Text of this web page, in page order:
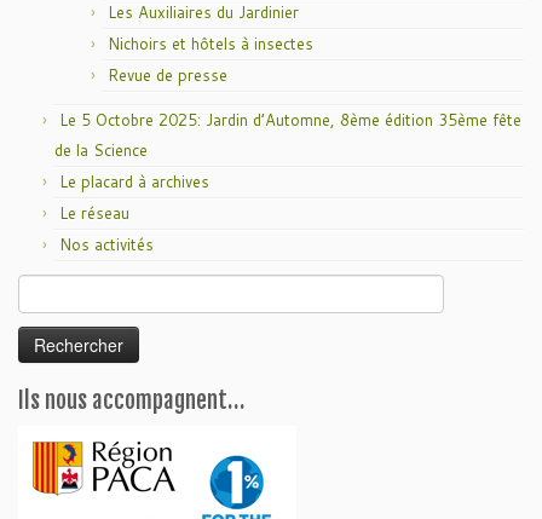
Les Auxiliaires du Jardinier
Nichoirs et hôtels à insectes
Revue de presse
Le 5 Octobre 2025: Jardin d’Automne, 8ème édition 35ème fête
de la Science
Le placard à archives
Le réseau
Nos activités
Ils nous accompagnent…